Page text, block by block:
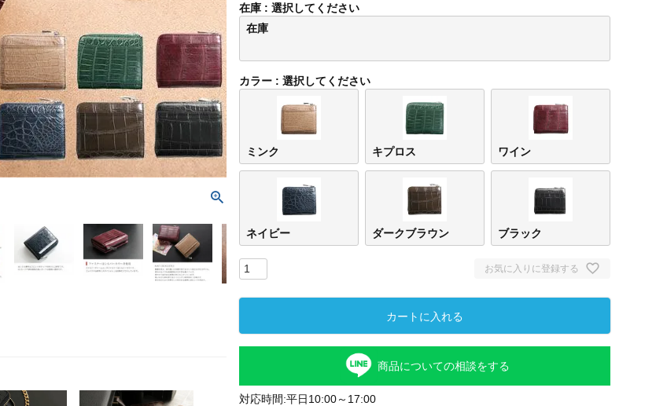
)
在庫
選択してください
在庫
カラー 選択してください
ミンク キプロス ワイン
ネイビー ダークブラウン ブラック
お気に入りに登録する
カートに入れる
商品についての相談をする
対応時間:平日10:00～17:00